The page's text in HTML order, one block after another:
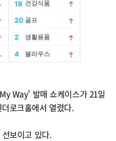
Way' 발매 쇼케이스가 21일
로크홀에서 열렸다.
보이고 있다.